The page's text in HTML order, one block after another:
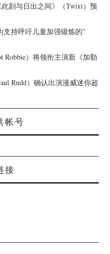
刻与日出之间》（Twixt）预
支持呼吁儿童加强锻炼的”
Robbie）将领衔主演新《加勒
Rudd）确认出演漫威迷你超
帐号
接